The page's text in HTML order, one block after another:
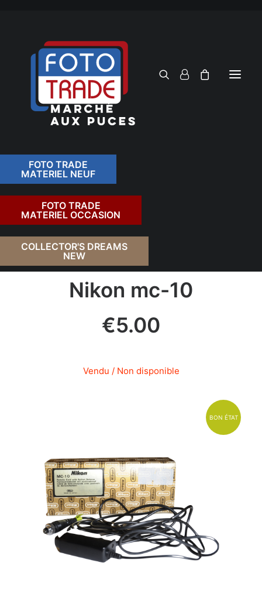
FOTO TRADE
MATERIEL NEUF
FOTO TRADE
MATERIEL OCCASION
COLLECTOR'S DREAMS
NEW
RETOUR
Nikon mc-10
€5.00
Vendu / Non disponible
BON ÉTAT